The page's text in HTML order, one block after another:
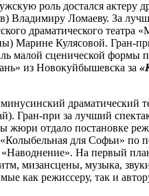
роль достался актеру
Владимиру Ломаеву. За
драматического театра
Марине Кулясовой. Гран-
малой сценической формы
из Новокуйбышевска за
драматический
Гран-при за лучший
жюри отдало постановке
для Софьи» по
На первый
мизансцены, музыка,
как режиссеру, так и